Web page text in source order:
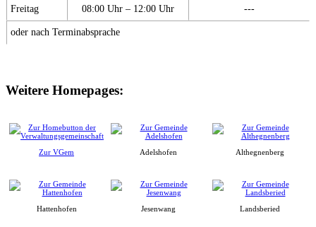
Freitag 08:00 Uhr – 12:00 Uhr ---
oder nach Terminabsprache
Weitere Homepages:
Zur VGem Adelshofen Althegnenberg
Hattenhofen Jesenwang Landsberied